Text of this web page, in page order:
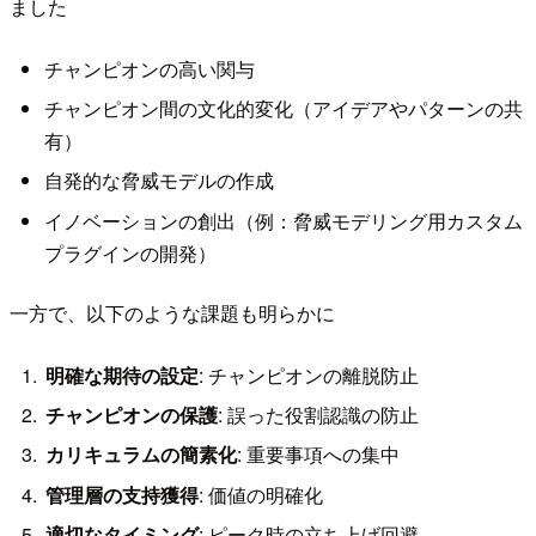
ました
チャンピオンの高い関与
チャンピオン間の文化的変化（アイデアやパターンの共
有）
自発的な脅威モデルの作成
イノベーションの創出（例：脅威モデリング用カスタム
プラグインの開発）
一方で、以下のような課題も明らかに
明確な期待の設定: チャンピオンの離脱防止
チャンピオンの保護: 誤った役割認識の防止
カリキュラムの簡素化: 重要事項への集中
管理層の支持獲得: 価値の明確化